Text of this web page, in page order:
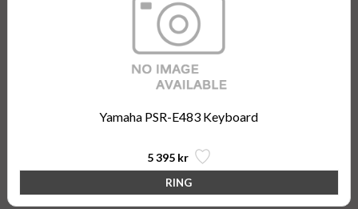
Yamaha PSR-E483 Keyboard
5 395 kr